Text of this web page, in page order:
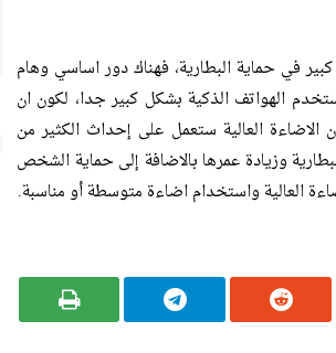
في حماية البطارية، فهناك دور اساسي وهام
الهواتف الذكية بشكل كبير جدا، لكون ان
العالية ستعمل على إحداث الكثير من
وزيادة عمرها بالاضافة إلى حماية الشخص
العالية واستخدام اضاءة متوسطة أو مناسبة.